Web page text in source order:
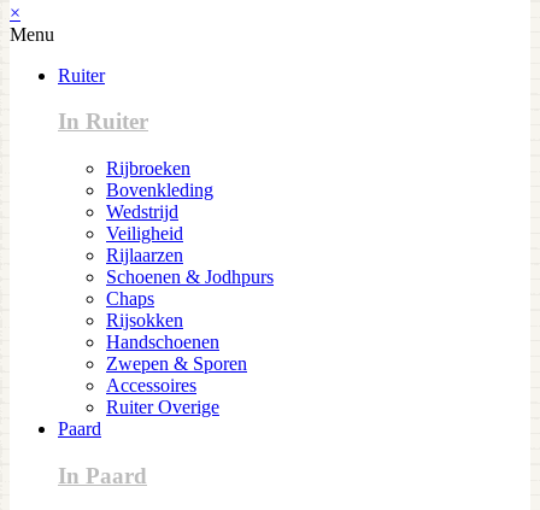
×
Menu
Ruiter
In Ruiter
Rijbroeken
Bovenkleding
Wedstrijd
Veiligheid
Rijlaarzen
Schoenen & Jodhpurs
Chaps
Rijsokken
Handschoenen
Zwepen & Sporen
Accessoires
Ruiter Overige
Paard
In Paard